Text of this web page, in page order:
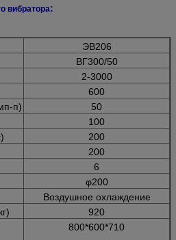
вибратора:
ЭВ206
ВГ300/50
2-3000
600
п)
50
100
200
200
6
φ200
Воздушное охлаждение
920
800*600*710